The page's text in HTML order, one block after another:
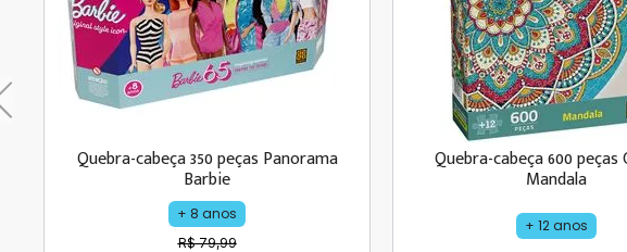
Quebra-cabeça 350 peças Panorama
Barbie
+ 8 anos
R$ 79,99
Quebra-cabeça 600 peças
Mandala
+ 12 anos